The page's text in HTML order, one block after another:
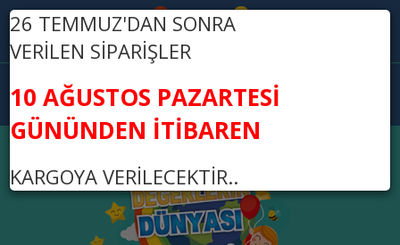
Üye Ol Giriş Yap
26 TEMMUZ'DAN SONRA
VERİLEN SİPARİŞLER
10 AĞUSTOS PAZARTESİ
GÜNÜNDEN İTİBAREN
KARGOYA VERİLECEKTİR..